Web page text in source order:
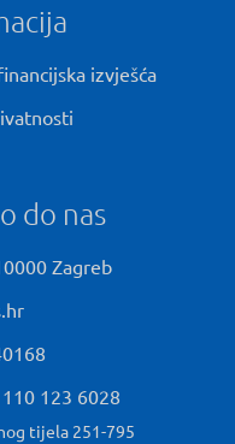
izvješća
do nas
Zagreb
123 6028
tijela 251-795